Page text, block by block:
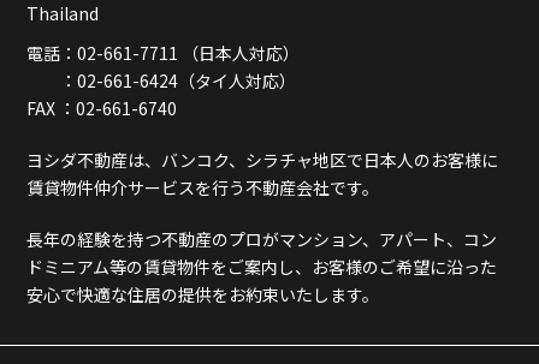
Thailand
電話：02-661-7711 （日本人対応）
：02-661-6424（タイ人対応）
FAX ：02-661-6740
ヨシダ不動産は、バンコク、シラチャ地区で日本人のお客様に
賃貸物件仲介サービスを行う不動産会社です。
長年の経験を持つ不動産のプロがマンション、アパート、コン
ドミニアム等の賃貸物件をご案内し、お客様のご希望に沿った
安心で快適な住居の提供をお約束いたします。